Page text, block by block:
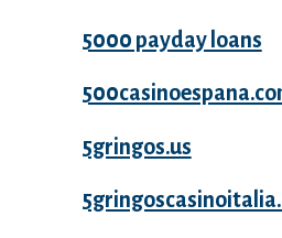
5000 payday loans
5gringos.us